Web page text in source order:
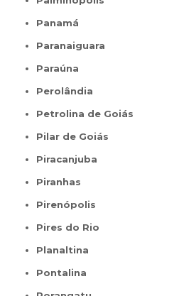
Panamá
Paranaiguara
Paraúna
Perolândia
Petrolina de Goiás
Pilar de Goiás
Piracanjuba
Piranhas
Pirenópolis
Pires do Rio
Planaltina
Pontalina